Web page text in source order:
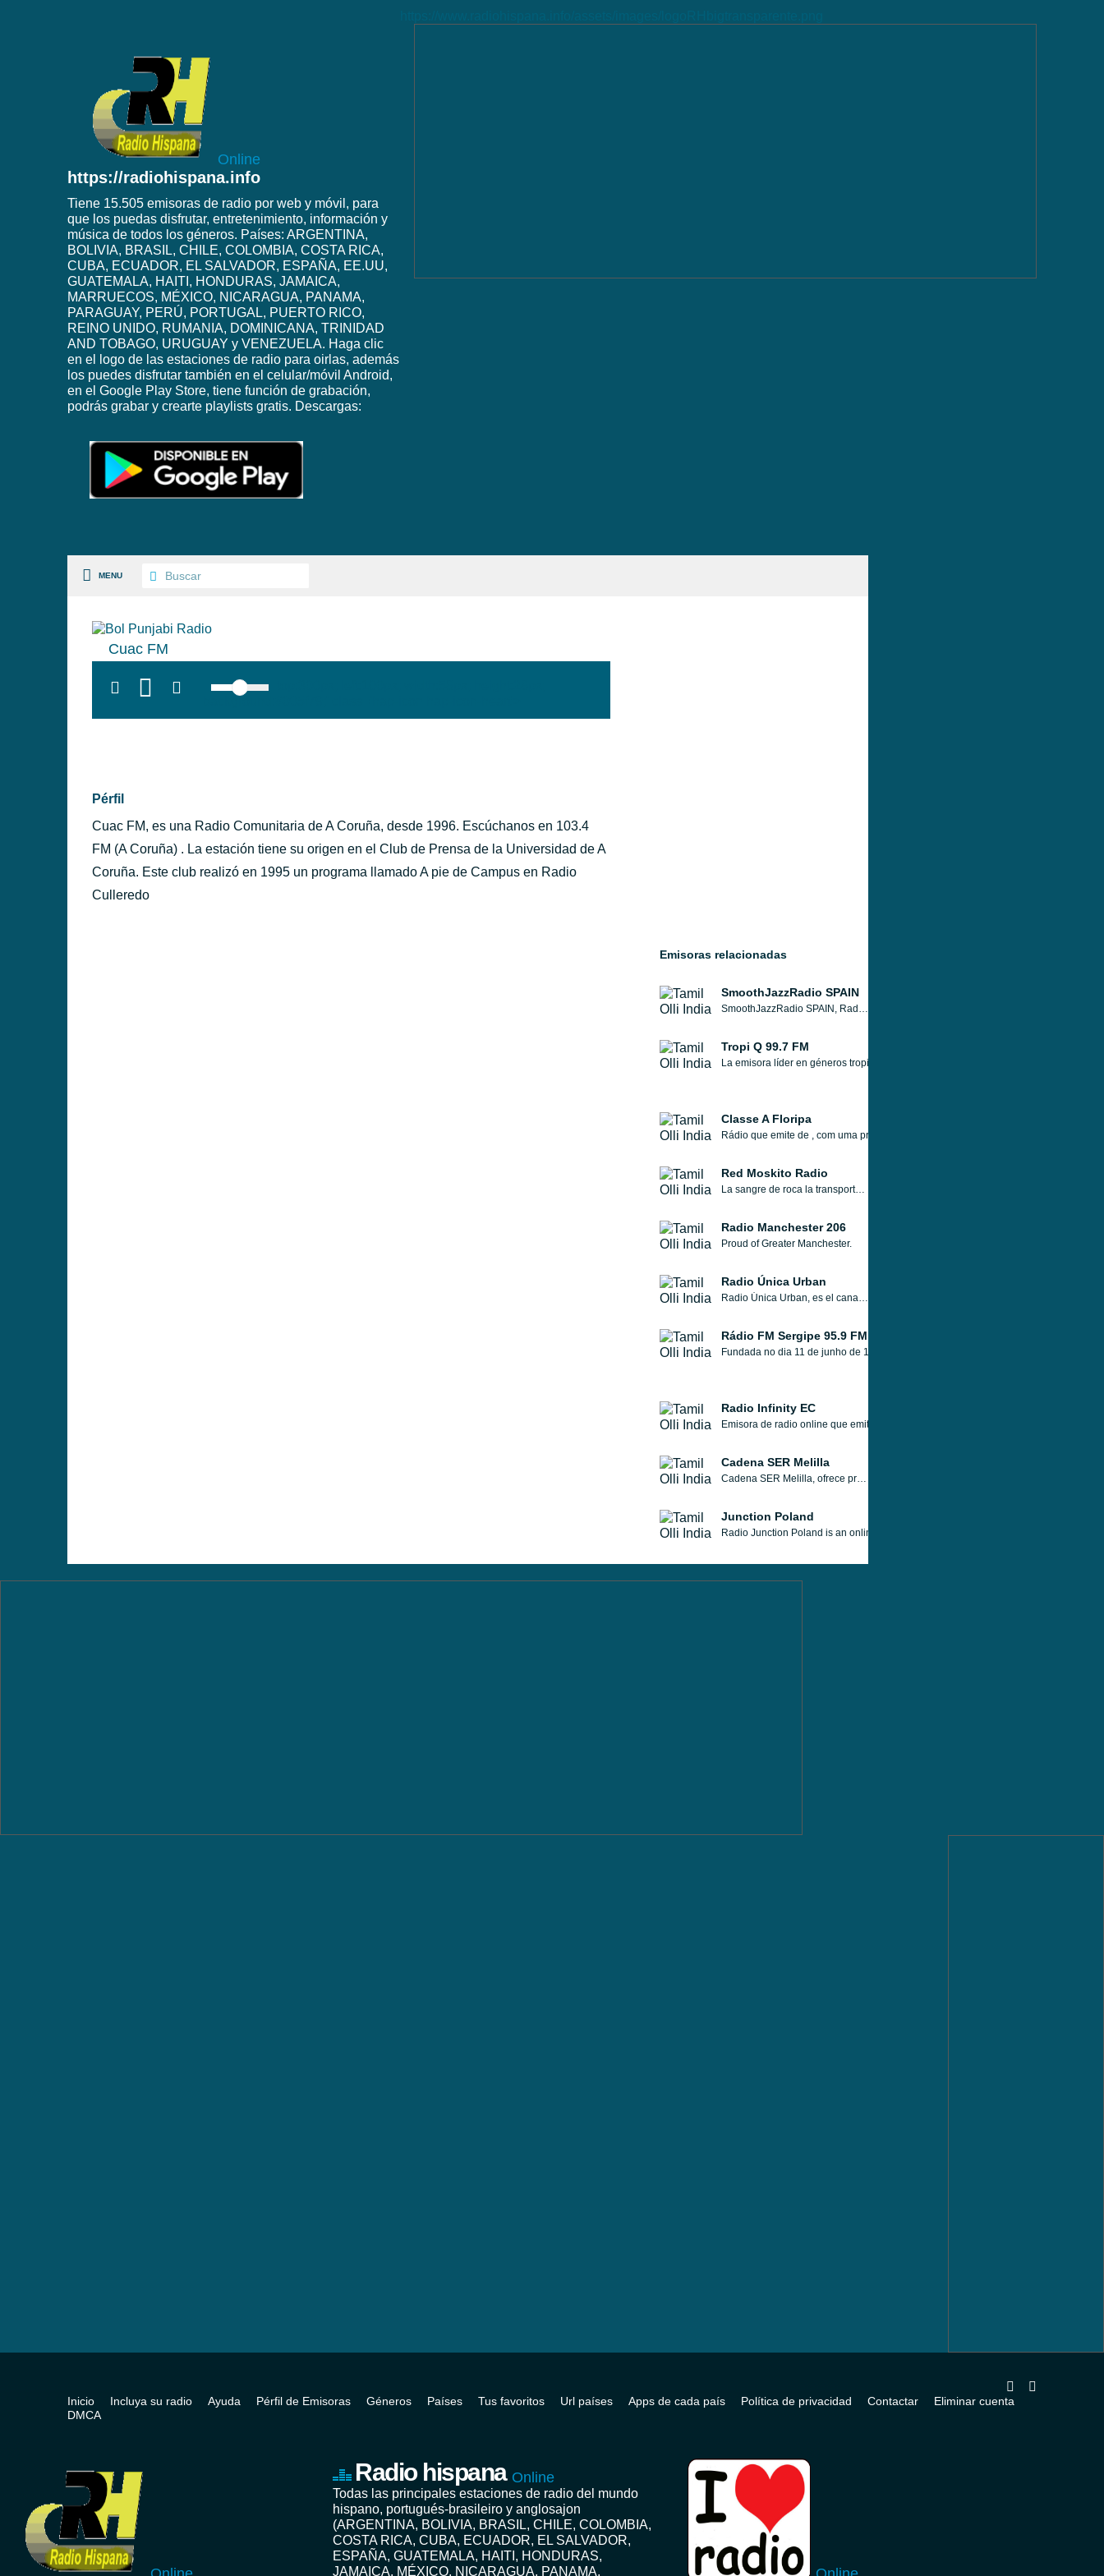
Online
https://radiohispana.info
Tiene 15.505 emisoras de radio por web y móvil, para
que los puedas disfrutar, entretenimiento, información y
música de todos los géneros. Países: ARGENTINA,
BOLIVIA, BRASIL, CHILE, COLOMBIA, COSTA RICA,
CUBA, ECUADOR, EL SALVADOR, ESPAÑA, EE.UU,
GUATEMALA, HAITI, HONDURAS, JAMAICA,
MARRUECOS, MÉXICO, NICARAGUA, PANAMA,
PARAGUAY, PERÚ, PORTUGAL, PUERTO RICO,
REINO UNIDO, RUMANIA, DOMINICANA, TRINIDAD
AND TOBAGO, URUGUAY y VENEZUELA. Haga clic
en el logo de las estaciones de radio para oirlas, además
los puedes disfrutar también en el celular/móvil Android,
en el Google Play Store, tiene función de grabación,
podrás grabar y crearte playlists gratis. Descargas:
MENU
Cuac FM
Pérfil
Cuac FM, es una Radio Comunitaria de A Coruña, desde 1996. Escúchanos en 103.4
FM (A Coruña) . La estación tiene su origen en el Club de Prensa de la Universidad de A
Coruña. Este club realizó en 1995 un programa llamado A pie de Campus en Radio
Culleredo
Emisoras relacionadas
SmoothJazzRadio SPAIN
SmoothJazzRadio SPAIN, Radio Online con La Mejor Música Smooth Jazz y Lounge Bar desde el Mar Mediterráneo para todo el Planeta.
Tropi Q 99.7 FM
La emisora líder en géneros tropicales en Panamá. Fundada el 15 de diciembre de
Classe A Floripa
Rádio que emite de , com uma programação musical que afãs de músicas dos anos
Red Moskito Radio
La sangre de roca la transporta Estados Unidos “Transmitiendo 24 horas desde Buenos Aires, Argentina para el mundo entero. Red Moskito Radio streaming de música y programas tanto en línea. Red Moskito Radio es una radio en línea en vivo las 24 horas, los 7 días de la semana.
Radio Manchester 206
Proud of Greater Manchester.
Radio Única Urban
Radio Única Urban, es el canal temático dedicado a la música Urban, de la emisora Radio Única estación de radio online y en FM, que emite musica por canales temáticos de los géneros: House, Dance, Progresivo, Trance, EuroTop, Urban, 80s y JAzz.
Rádio FM Sergipe 95.9 FM
Fundada no dia 11 de junho de 1984, a FM Sergipe trilha desde o início um longo
Radio Infinity EC
Emisora de radio online que emite los mejores sonidos de los años 80s, con
Cadena SER Melilla
Cadena SER Melilla, ofrece programas e información local, con conexiones informativas nacionales a la central Cadena SER.
Junction Poland
Radio Junction Poland is an online radio station that broadcasts in Polish. It is run
Inicio Incluya su radio Ayuda Pérfil de Emisoras Géneros Países Tus favoritos Url países Apps de cada país Política de privacidad Contactar
Eliminar cuenta
DMCA
Radio hispana Online
Todas las principales estaciones de radio del mundo
hispano, portugués-brasileiro y anglosajon
(ARGENTINA, BOLIVIA, BRASIL, CHILE, COLOMBIA,
COSTA RICA, CUBA, ECUADOR, EL SALVADOR,
ESPAÑA, GUATEMALA, HAITI, HONDURAS,
JAMAICA, MÉXICO, NICARAGUA, PANAMA,